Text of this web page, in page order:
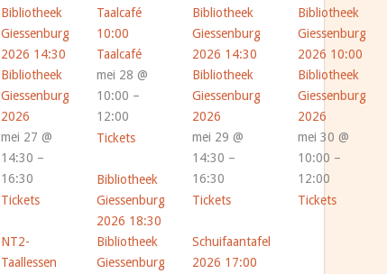
Bibliotheek
Giessenburg
2026 14:30
Bibliotheek
Giessenburg
2026
mei 27 @
14:30 –
16:30
Tickets
NT2-
Taallessen
Taalcafé
10:00
Taalcafé
mei 28 @
10:00 –
12:00
Tickets
Bibliotheek
Giessenburg
2026 18:30
Bibliotheek
Giessenburg
Bibliotheek
Giessenburg
2026 14:30
Bibliotheek
Giessenburg
2026
mei 29 @
14:30 –
16:30
Tickets
Schuifaantafel
2026 17:00
Bibliotheek
Giessenburg
2026 10:00
Bibliotheek
Giessenburg
2026
mei 30 @
10:00 –
12:00
Tickets